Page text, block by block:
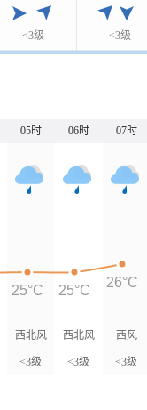
<3级 <3级
05时 06时 07时
西北风
<3级
西北风
<3级
西风
<3级
25°C 25°C
26°C